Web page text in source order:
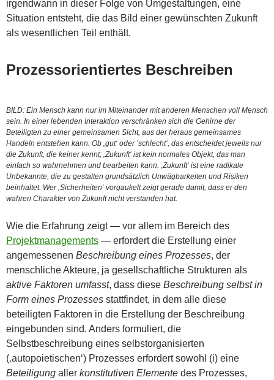
irgendwann in dieser Folge von Umgestaltungen, eine
Situation entsteht, die das Bild einer gewünschten Zukunft
als wesentlichen Teil enthält.
Prozessorientiertes Beschreiben
BILD: Ein Mensch kann nur im Miteinander mit anderen Menschen voll Mensch
sein. In einer lebenden Interaktion verschränken sich die Gehirne der
Beteiligten zu einer gemeinsamen Sicht, aus der heraus gemeinsames
Handeln entstehen kann. Ob ‚gut‘ oder ’schlecht‘, das entscheidet jeweils nur
die Zukunft, die keiner kennt; ‚Zukunft‘ ist kein normales Objekt, das man
einfach so wahrnehmen und bearbeiten kann. ‚Zukunft‘ ist eine radikale
Unbekannte, die zu gestalten grundsätzlich Unwägbarkeiten und Risiken
beinhaltet. Wer ‚Sicherheiten‘ vorgaukelt zeigt gerade damit, dass er den
wahren Charakter von Zukunft nicht verstanden hat.
Wie die Erfahrung zeigt — vor allem im Bereich des
Projektmanagements — erfordert die Erstellung einer
angemessenen Beschreibung eines Prozesses, der
menschliche Akteure, ja gesellschaftliche Strukturen als
aktive Faktoren umfasst, dass diese Beschreibung selbst in
Form eines Prozesses stattfindet, in dem alle diese
beteiligten Faktoren in die Erstellung der Beschreibung
eingebunden sind. Anders formuliert, die
Selbstbeschreibung eines selbstorganisierten
(‚autopoietischen‘) Prozesses erfordert sowohl (i) eine
Beteiligung aller konstitutiven Elemente des Prozesses,